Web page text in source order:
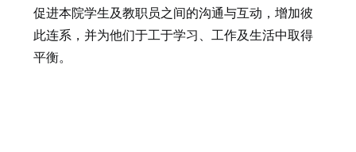
促进本院学生及教职员之间的沟通与互动，增加彼
此连系，并为他们于工于学习、工作及生活中取得
平衡。